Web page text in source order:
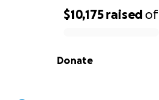
0% complete
$10,175 raised of
Donate